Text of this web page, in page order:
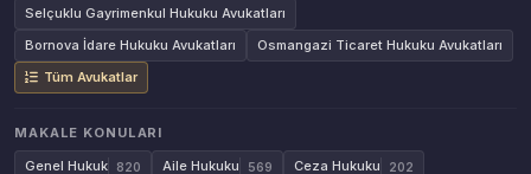
Selçuklu Gayrimenkul Hukuku Avukatları
Bornova İdare Hukuku Avukatları
Osmangazi Ticaret Hukuku Avukatları
Tüm Avukatlar
MAKALE KONULARI
Genel Hukuk
820 Aile Hukuku 569 Ceza Hukuku 202